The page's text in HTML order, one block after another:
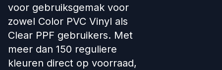
voor gebruiksgemak voor
zowel Color PVC Vinyl als
Clear PPF gebruikers. Met
meer dan 150 reguliere
kleuren direct op voorraad,